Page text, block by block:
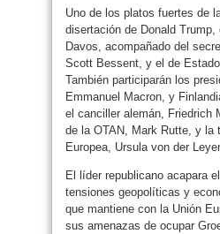
Uno de los platos fuertes de
disertación de Donald
Davos, acompañado del
Scott Bessent, y el de
También participarán los
Emmanuel Macron, y
el canciller alemán, Friedrich
de la OTAN, Mark Rutte, y la
Europea, Ursula von der
El líder republicano acapara
tensiones geopolíticas y
que mantiene con la Unión
sus amenazas de ocupar